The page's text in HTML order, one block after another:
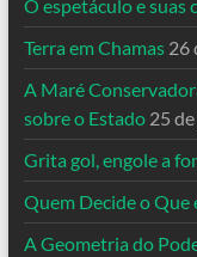
O espetáculo e suas
Terra em Chamas 26
A Maré
sobre o Estado 25
Grita gol, engole a
Quem Decide o Que
A Geometria do